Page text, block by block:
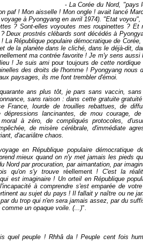
- La Corée du Nord, "pays
paf ! Mon aisselle ! Mon ongle ! avait lancé
à Pyongyang en avril 1974). "Etat
? Sont-elles voyoutes mes roupinettes ?
Deux prostrés clébards sont décédés à
! La République populaire démocratique de
de la planète dans le cliché, dans le déjà-dit,
ma contrée favorite ! Je m'y sens aussi
! Je suis ami pour toujours de cette
des droits de l'homme ! Pyongyang nous
paysages, ils me font trembler d'émoi.
ans plus tôt, je pars sans vaccin,
sans raison : dans cette gratuite
France, lourde de trouilles rebattues, de
dépressions lancinantes, de mou courage,
à zéro, de compliqués protocoles,
de misère cérébrale, d'immédiate
d'acariâtre chaos.
en République populaire démocratique
mieux quand on n'y met jamais les pieds
Nord par procuration, par aimantation, par
qu'on s'y trouve réellement! C'est la
est imaginaire ! Un orteil en République
à comprendre s'est emparée de
au sujet du pays ! Il fallait y naître ou ne
du trop qui n'en sera jamais assez, par du
un opaque voile. (...)".
quel peuple ! Rhhâ da ! Peuple cent fois